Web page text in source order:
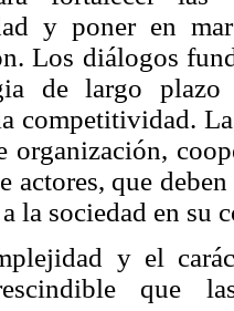
y poner en
Los diálogos
de largo
competitividad.
organización,
actores, que
la sociedad en su
y el
que